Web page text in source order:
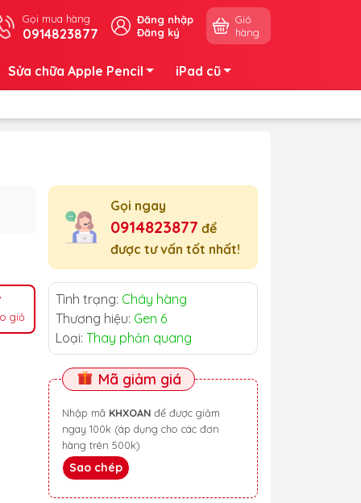
Gọi mua hàng
0914823877
Đăng nhập
Đăng ký
Giỏ
hàng
Sửa chữa Apple Pencil iPad cũ
giỏ
Gọi ngay
0914823877 để
được tư vấn tốt nhất!
Tình trạng: Cháy hàng
Thương hiệu: Gen 6
Loại: Thay phản quang
Mã giảm giá
Nhập mã KHXOAN
ngay 100k (áp dụng cho các đơn
hàng trên 500k)
Sao chép